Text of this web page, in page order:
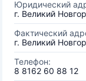
Юридический
г. Великий
Фактический
г. Великий
Телефон:
8 8162 60 88 12